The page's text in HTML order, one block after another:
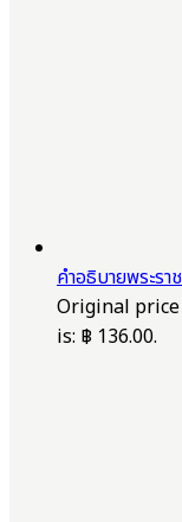
คำอธิบายพระร
Original price
is: ฿ 136.00.